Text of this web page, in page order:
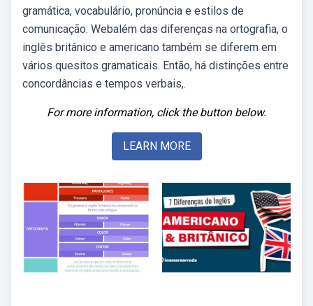
gramática, vocabulário, pronúncia e estilos de
comunicação. Webalém das diferenças na ortografia, o
inglês britânico e americano também se diferem em
vários quesitos gramaticais. Então, há distinções entre
concordâncias e tempos verbais,.
For more information, click the button below.
LEARN MORE